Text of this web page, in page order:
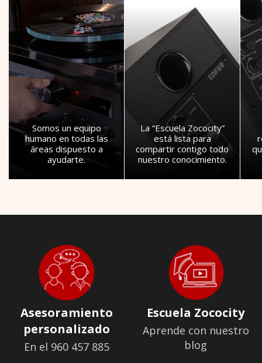
Somos un equipo
humano en todas las
áreas dispuesto a
ayudarte.
La “Escuela Zococity”
está lista para
compartir contigo todo
nuestro conocimiento.
Asesoramiento
personalizado
En el 960 457 885
Escuela Zococity
Aprende con nuestro
blog